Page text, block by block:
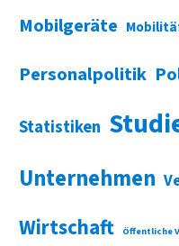
Mobilgeräte
Personalpolitik
Statistiken
Unternehmen
Wirtschaft Öffentliche